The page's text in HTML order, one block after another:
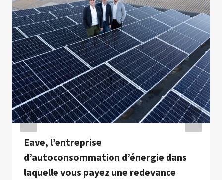
Eave, l’entreprise
d’autoconsommation d’énergie dans
laquelle vous payez une redevance